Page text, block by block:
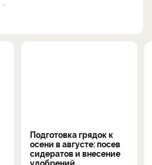
Подготовка грядок к
осени в августе: посев
сидератов и внесение
удобрений